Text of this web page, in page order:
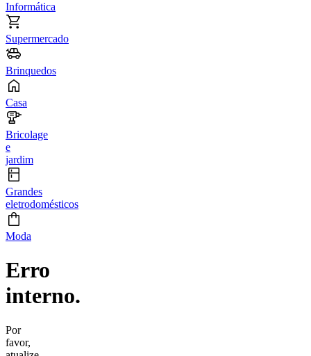
Informática
Supermercado
Brinquedos
Casa
Bricolage
e
jardim
Grandes
eletrodomésticos
Moda
Erro
interno.
Por
favor,